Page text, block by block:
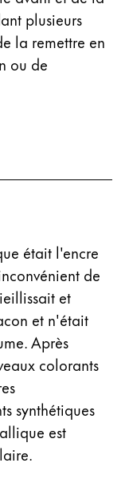
plusieurs
la remettre en
ou de
était l'encre
de
et
et n'était
Après
colorants
synthétiques
est